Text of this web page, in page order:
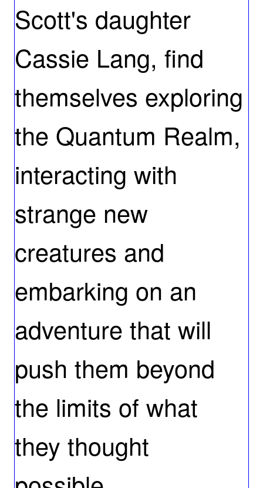
Scott's daughter
Cassie Lang, find
themselves exploring
the Quantum Realm,
interacting with
strange new
creatures and
embarking on an
adventure that will
push them beyond
the limits of what
they thought